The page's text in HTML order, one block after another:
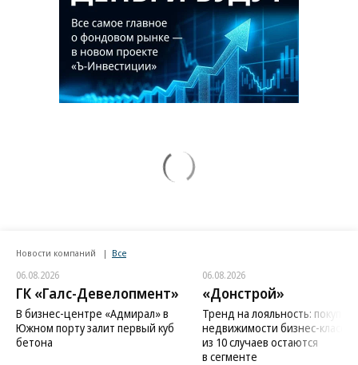
Новости компаний Все
06.08.2026
ГК «Галс-Девелопмент»
В бизнес-центре «Адмирал» в
Южном порту залит первый куб
бетона
06.08.2026
«Донстрой»
Тренд на лояльность:
недвижимости бизнес-класса
из 10 случаев остаются
в сегменте